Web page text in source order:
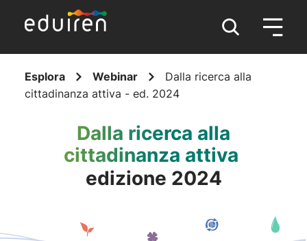
Esplora Webinar
Dalla ricerca alla
cittadinanza attiva - ed. 2024
Dalla ricerca alla
cittadinanza attiva
edizione 2024